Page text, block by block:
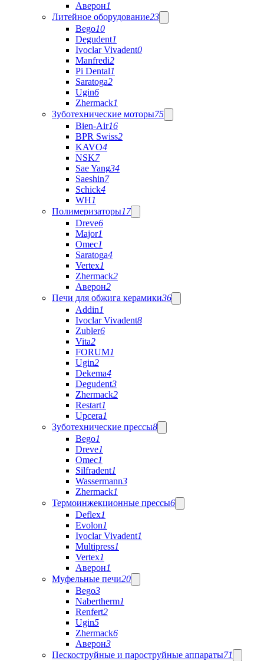
Аверон1
Литейное оборудование23
Bego10
Degudent1
Ivoclar Vivadent0
Manfredi2
Pi Dental1
Saratoga2
Ugin6
Zhermack1
Зуботехнические моторы75
Bien-Air16
BPR Swiss2
KAVO4
NSK7
Sae Yang34
Saeshin7
Schick4
WH1
Полимеризаторы17
Dreve6
Major1
Omec1
Saratoga4
Vertex1
Zhermack2
Аверон2
Печи для обжига керамики36
Addin1
Ivoclar Vivadent8
Zubler6
Vita2
FORUM1
Ugin2
Dekema4
Degudent3
Zhermack2
Restart1
Upcera1
Зуботехнические прессы8
Bego1
Dreve1
Omec1
Silfradent1
Wassermann3
Zhermack1
Термоинжекционные прессы6
Deflex1
Evolon1
Ivoclar Vivadent1
Multipress1
Vertex1
Аверон1
Муфельные печи20
Bego3
Nabertherm1
Renfert2
Ugin5
Zhermack6
Аверон3
Пескоструйные и пароструйные аппараты71